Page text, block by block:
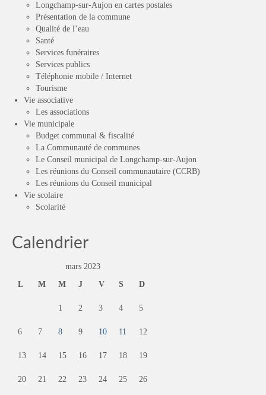
Longchamp-sur-Aujon en cartes postales
Présentation de la commune
Qualité de l’eau
Santé
Services funéraires
Services publics
Téléphonie mobile / Internet
Tourisme
Vie associative
Les associations
Vie municipale
Budget communal & fiscalité
La Communauté de communes
Le Conseil municipal de Longchamp-sur-Aujon
Les réunions du Conseil communautaire (CCRB)
Les réunions du Conseil municipal
Vie scolaire
Scolarité
Calendrier
mars 2023
L
M M J V S D
1 2 3 4 5
6 7 8 9 10 11 12
13 14 15 16 17 18 19
20 21 22 23 24 25 26